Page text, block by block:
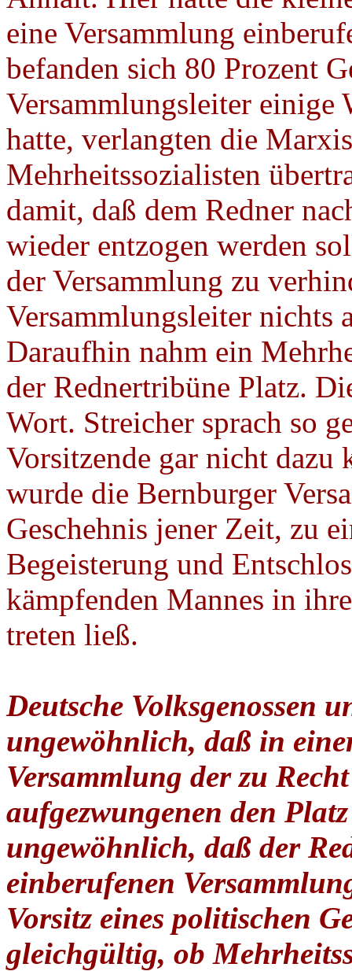
eine Versammlung
befanden sich 80 Prozent
Versammlungsleiter einige
hatte, verlangten die
Mehrheitssozialisten
damit, daß dem Redner
wieder entzogen werden
der Versammlung zu
Versammlungsleiter nichts
Daraufhin nahm ein
der Rednertribüne Platz.
Wort. Streicher sprach so
Vorsitzende gar nicht dazu
wurde die Bernburger
Geschehnis jener Zeit, zu
Begeisterung und
kämpfenden Mannes in
treten ließ.
Deutsche Volksgenossen
ungewöhnlich, daß in
Versammlung der zu
aufgezwungenen den
ungewöhnlich, daß der
einberufenen
Vorsitz eines politischen
gleichgültig, ob